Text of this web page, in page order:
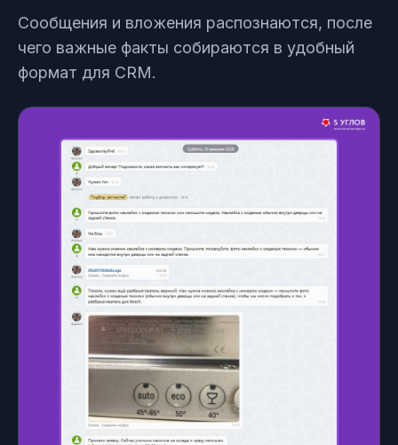
Сообщения и вложения распознаются, после
чего важные факты собираются в удобный
формат для CRM.